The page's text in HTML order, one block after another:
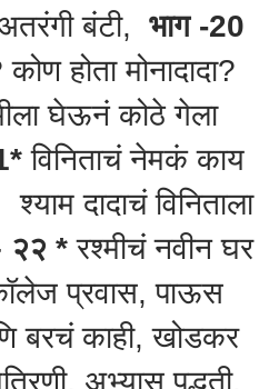
बंटी, भाग -20
होता मोनादादा?
घेऊनं कोठे गेला
विनिताचं नेमकं काय
दादाचं विनिताला
२२ *रश्मीचं नवीन घर
प्रवास, पाऊस
बरचं काही, खोडकर
अभ्यास पद्धती.